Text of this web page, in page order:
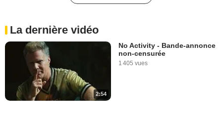
La dernière vidéo
2:54
No Activity - Bande-annonce
non-censurée
1 405 vues